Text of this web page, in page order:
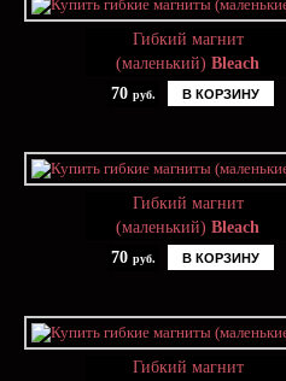
Гибкий магнит
(маленький) Bleach
70 руб. В КОРЗИНУ
Гибкий магнит
(маленький) Bleach
70 руб. В КОРЗИНУ
Гибкий магнит